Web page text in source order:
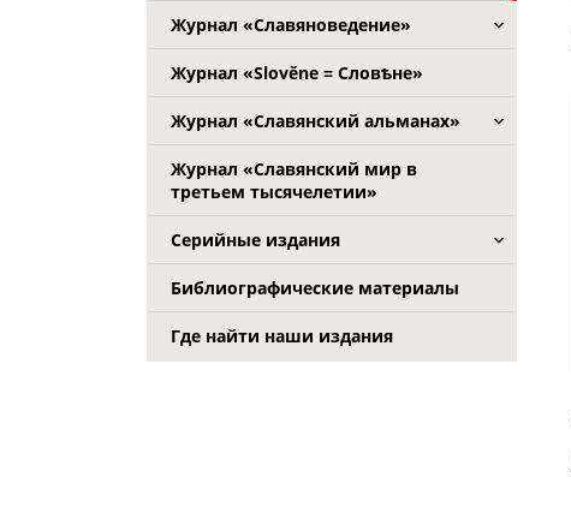
Журнал «Славяноведение»
Журнал «Slověne = Словѣне»
Журнал «Славянский альманах»
Журнал «Славянский мир в
третьем тысячелетии»
Серийные издания
Библиографические материалы
Где найти наши издания